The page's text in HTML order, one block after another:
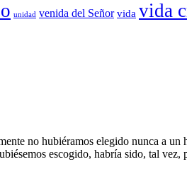
unidad venida del Señor vida vida
no hubiéramos elegido nunca a
escogido, habría sido, tal